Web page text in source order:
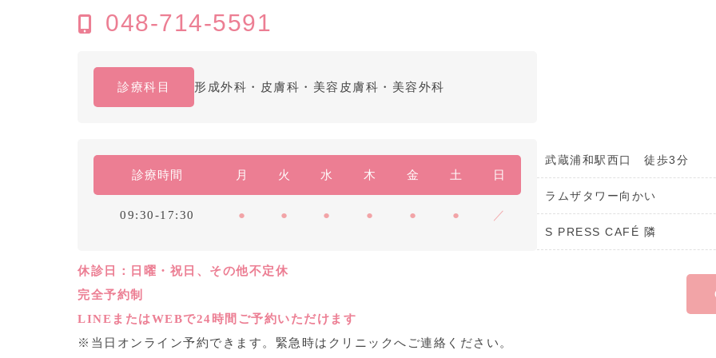
048-714-5591
診療科目 形成外科・皮膚科・美容皮膚科・美容外科
診療時間 月 火 水 木 金 土 日
09:30-17:30 ● ● ● ● ● ● ／
休診日：日曜・祝日、その他不定休
完全予約制
LINEまたはWEBで24時間ご予約いただけます
※当日オンライン予約できます。緊急時はクリニックへご連絡ください。
武蔵浦和駅西口 徒歩3分
ラムザタワー向かい
S PRESS CAFÉ 隣